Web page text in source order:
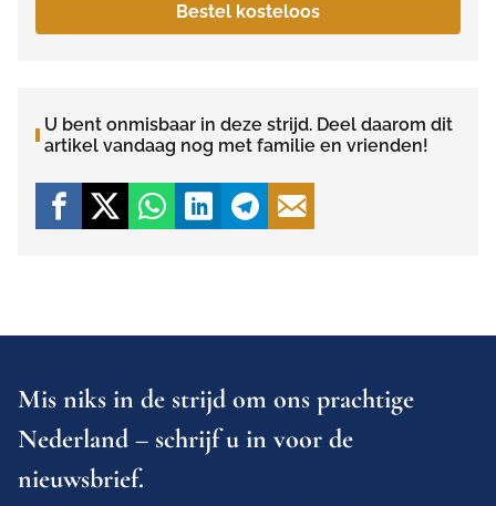
Bestel kosteloos
U bent onmisbaar in deze strijd. Deel daarom dit
artikel vandaag nog met familie en vrienden!
Mis niks in de strijd om ons prachtige
Nederland – schrijf u in voor de
nieuwsbrief.